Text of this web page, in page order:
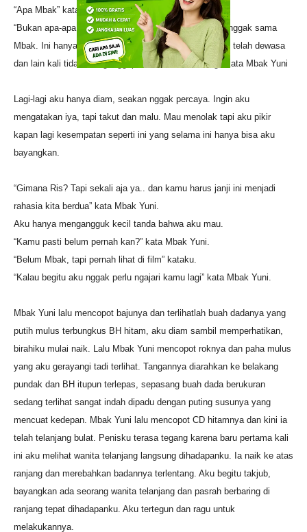
“Apa Mbak” kataku terkejut.
“Bukan apa-apa Ris, kamu jangan berpikiran enggak-enggak sama
Mbak. Ini hanya untuk meyakinkan Mbak bahwa kamu telah dewasa
dan lain kali tidak menganggap kamu anak kecil lagi” kata Mbak Yuni
Lagi-lagi aku hanya diam, seakan nggak percaya. Ingin aku
mengatakan iya, tapi takut dan malu. Mau menolak tapi aku pikir
kapan lagi kesempatan seperti ini yang selama ini hanya bisa aku
bayangkan.
“Gimana Ris? Tapi sekali aja ya.. dan kamu harus janji ini menjadi
rahasia kita berdua” kata Mbak Yuni.
Aku hanya mengangguk kecil tanda bahwa aku mau.
“Kamu pasti belum pernah kan?” kata Mbak Yuni.
“Belum Mbak, tapi pernah lihat di film” kataku.
“Kalau begitu aku nggak perlu ngajari kamu lagi” kata Mbak Yuni.
Mbak Yuni lalu mencopot bajunya dan terlihatlah buah dadanya yang
putih mulus terbungkus BH hitam, aku diam sambil memperhatikan,
birahiku mulai naik. Lalu Mbak Yuni mencopot roknya dan paha mulus
yang aku gerayangi tadi terlihat. Tangannya diarahkan ke belakang
pundak dan BH itupun terlepas, sepasang buah dada berukuran
sedang terlihat sangat indah dipadu dengan puting susunya yang
mencuat kedepan. Mbak Yuni lalu mencopot CD hitamnya dan kini ia
telah telanjang bulat. Penisku terasa tegang karena baru pertama kali
ini aku melihat wanita telanjang langsung dihadapanku. Ia naik ke atas
ranjang dan merebahkan badannya terlentang. Aku begitu takjub,
bayangkan ada seorang wanita telanjang dan pasrah berbaring di
ranjang tepat dihadapanku. Aku tertegun dan ragu untuk
melakukannya.